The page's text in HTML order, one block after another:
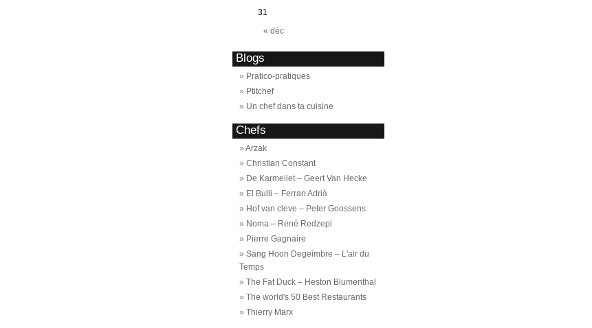
« déc
31
Blogs
Pratico-pratiques
Ptitchef
Un chef dans ta cuisine
Chefs
Arzak
Christian Constant
De Karmeliet – Geert Van Hecke
El Bulli – Ferran Adrià
Hof van cleve – Peter Goossens
Noma – René Redzepi
Pierre Gagnaire
Sang Hoon Degeimbre – L'air du
Temps
The Fat Duck – Heston Blumenthal
The world's 50 Best Restaurants
Thierry Marx